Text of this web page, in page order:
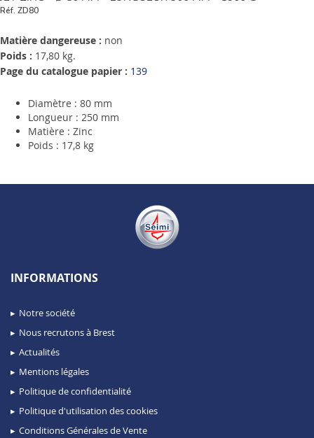
Réf. ZD80
Matière dangereuse : non
Poids : 17,80 kg.
Page du catalogue papier : 139
Diamètre : 80 mm
Longueur : 250 mm
Matière : Zinc
Poids : 17,8 kg
INFORMATIONS
Notre société
Nous recrutons à Brest
Actualités
Mentions légales
Politique de confidentialité
Politique d'utilisation des cookies
Conditions Générales de Vente